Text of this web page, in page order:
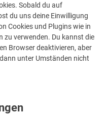
Sobald du auf
du uns deine Einwilligung
Cookies und Plugins wie in
zu verwenden. Du kannst die
Browser deaktivieren, aber
unter Umständen nicht